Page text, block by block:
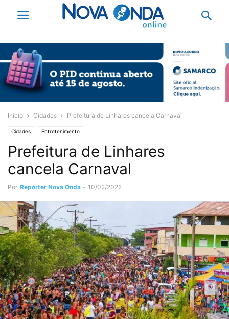
Início Cidades Prefeitura de Linhares cancela Carnaval
Cidades Entretenimento
Prefeitura de Linhares
cancela Carnaval
Por Repórter Nova Onda - 10/02/2022